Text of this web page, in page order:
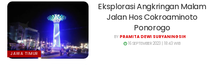
JAWA TIMUR
Eksplorasi Angkringan Malam
Jalan Hos Cokroaminoto
Ponorogo
BYPRAMITA DEWI SURYANINGSIH
16 SEPTEMBER 2023 | 18:43 WIB